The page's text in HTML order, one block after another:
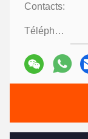
Contacts:
Téléphone: